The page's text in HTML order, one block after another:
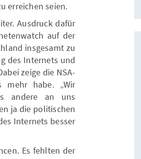
erreichen seien.
Ausdruck dafür
auf der
insgesamt zu
des Internets und
zeige die NSA-
mehr habe. „Wir
andere an uns
ja die politischen
Internets besser
Es fehlten der